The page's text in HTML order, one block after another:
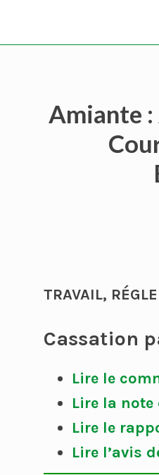
Amiante
TRAVAIL,
Cassation
Lire le
Lire la
Lire le
Lire l’avis